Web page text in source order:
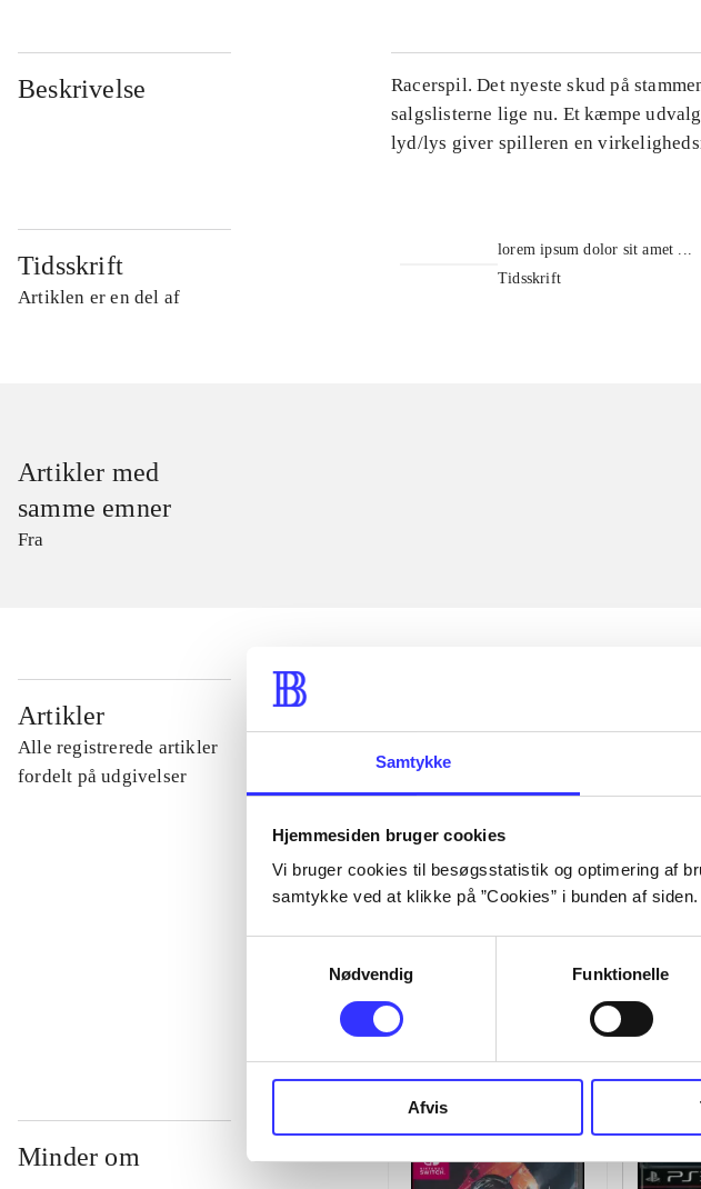
Samtykke
Hjemmesiden bruger cookies
Vi bruger cookies til besøgsstatistik og optimering af
samtykke ved at klikke på ”Cookies” i bunden af
Nødvendig
Funktionelle
Afvis
Beskrivelse
Racerspil. Det nyeste skud på
salgslisterne lige nu. Et kæmpe
lyd/lys giver spilleren en
Tidsskrift
Artiklen er en del af
lorem ipsum dolor sit amet ...
Tidsskrift
Artikler med
samme emner
Fra
Artikler
Alle registrerede artikler
fordelt på udgivelser
...
...
...
Minder om